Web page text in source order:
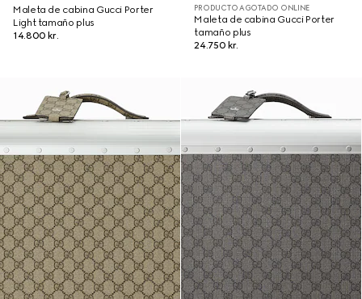
Maleta de cabina Gucci Porter
Light tamaño plus
14.800 kr.
PRODUCTO AGOTADO ONLINE
Maleta de cabina Gucci Porter
tamaño plus
24.750 kr.